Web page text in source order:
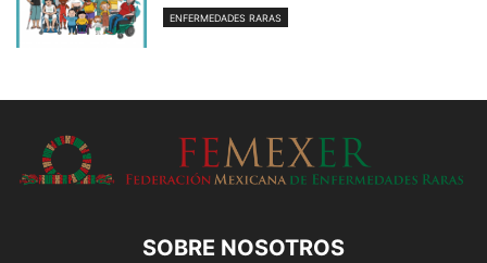
ENFERMEDADES RARAS
SOBRE NOSOTROS